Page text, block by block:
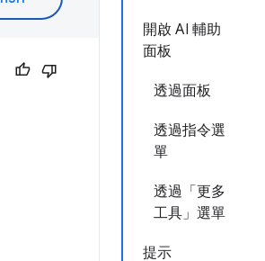
開啟 AI 輔助
面板
透過面板
透過指令選
單
透過「更多
工具」選單
提示